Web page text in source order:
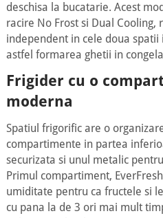
deschisa la bucatarie. Acest
racire No Frost si Dual Cooling,
independent in cele doua
astfel formarea ghetii in
Frigider cu o
moderna
Spatiul frigorific are o
compartimente in partea
securizata si unul metalic
Primul compartiment,
umiditate pentru ca fructele si
cu pana la de 3 ori mai mult